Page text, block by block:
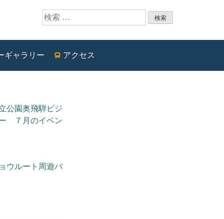
検索:
ギャラリー アクセス
公園奥飛騨ビジ
７月のイベン
ウルート周遊バ